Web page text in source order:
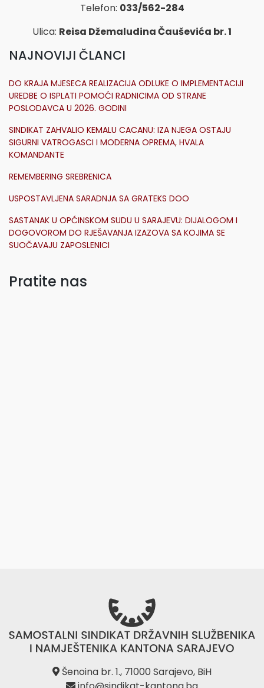
Telefon: 033/562-284
Ulica: Reisa Džemaludina Čauševića br. 1
NAJNOVIJI ČLANCI
DO KRAJA MJESECA REALIZACIJA ODLUKE O IMPLEMENTACIJI
UREDBE O ISPLATI POMOĆI RADNICIMA OD STRANE
POSLODAVCA U 2026. GODINI
SINDIKAT ZAHVALIO KEMALU CACANU: IZA NJEGA OSTAJU
SIGURNI VATROGASCI I MODERNA OPREMA, HVALA
KOMANDANTE
REMEMBERING SREBRENICA
USPOSTAVLJENA SARADNJA SA GRATEKS DOO
SASTANAK U OPĆINSKOM SUDU U SARAJEVU: DIJALOGOM I
DOGOVOROM DO RJEŠAVANJA IZAZOVA SA KOJIMA SE
SUOČAVAJU ZAPOSLENICI
Pratite nas
Šenoina br. 1., 71000 Sarajevo, BiH